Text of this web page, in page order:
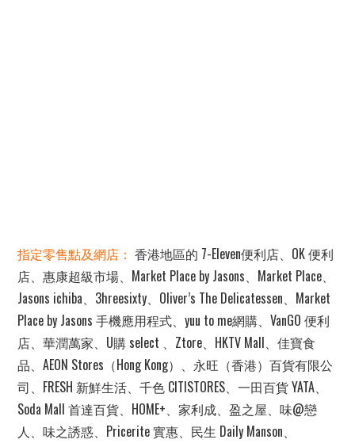
指定零售點及網店： 香港地區的 7-Eleven便利店、OK 便利
店、惠康超級市場、Market Place by Jasons、Market Place、
Jasons ichiba、3hreesixty、Oliver’s The Delicatessen、Market
Place by Jasons 手機應用程式、yuu to me網購、VanGO 便利
店、華潤萬家、U購 select 、Ztore、HKTV Mall、佳寶食
品、AEON Stores（Hong Kong）、永旺（香港）百貨有限公
司、FRESH 新鮮生活、千色 CITISTORES、一田百貨 YATA、
Soda Mall 首達百貨、HOME+、家利成、盈之屋、味@戀
人、味之誘惑、Pricerite 實惠、民生 Daily Manson、